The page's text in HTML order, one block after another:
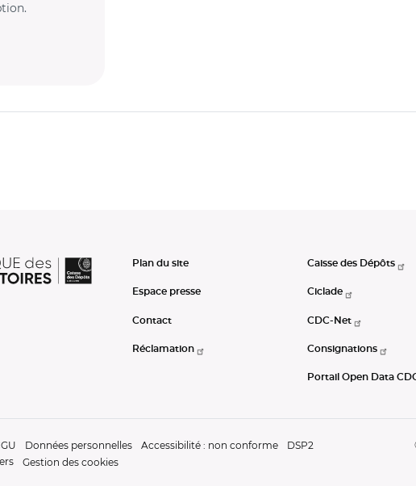
Plan du site
Espace presse
Contact
Réclamation
Caisse des Dépôts
Ciclade
CDC-Net
Consignations
Portail Open Data
Données personnelles Accessibilité : non conforme
DSP2
Gestion des cookies